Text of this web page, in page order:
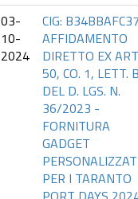
03-
10-
2024
CIG:
AFFIDAMENTO
DIRETTO EX
50, CO. 1, LETT.
DEL D. LGS. N.
36/2023 -
FORNITURA
GADGET
PER I TARANTO